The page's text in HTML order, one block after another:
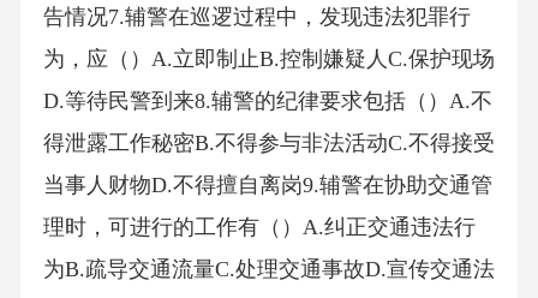
告情况7.辅警在巡逻过程中，发现违法犯罪行
为，应（）A.立即制止B.控制嫌疑人C.保护现场
D.等待民警到来8.辅警的纪律要求包括（）A.不
得泄露工作秘密B.不得参与非法活动C.不得接受
当事人财物D.不得擅自离岗9.辅警在协助交通管
理时，可进行的工作有（）A.纠正交通违法行
为B.疏导交通流量C.处理交通事故D.宣传交通法